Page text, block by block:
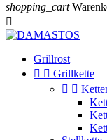
shopping_cart

Grillrost
  Grillkette
 